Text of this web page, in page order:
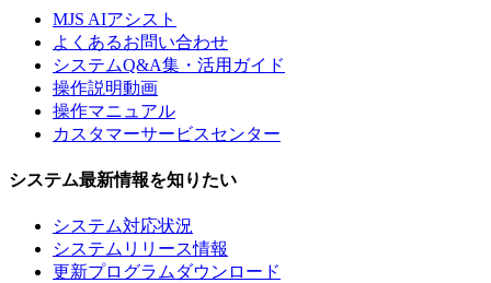
MJS AIアシスト
よくあるお問い合わせ
システムQ&A集・活用ガイド
操作説明動画
操作マニュアル
カスタマーサービスセンター
システム最新情報を知りたい
システム対応状況
システムリリース情報
更新プログラムダウンロード